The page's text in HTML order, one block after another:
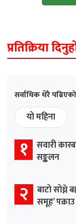
प्रतिक्रिया
सर्वाधिक धेरै पढिएको
यो महिना
१ सवारी
सङ्कलन
२ बाटो सोध्ने
समूह’ पक्राउ